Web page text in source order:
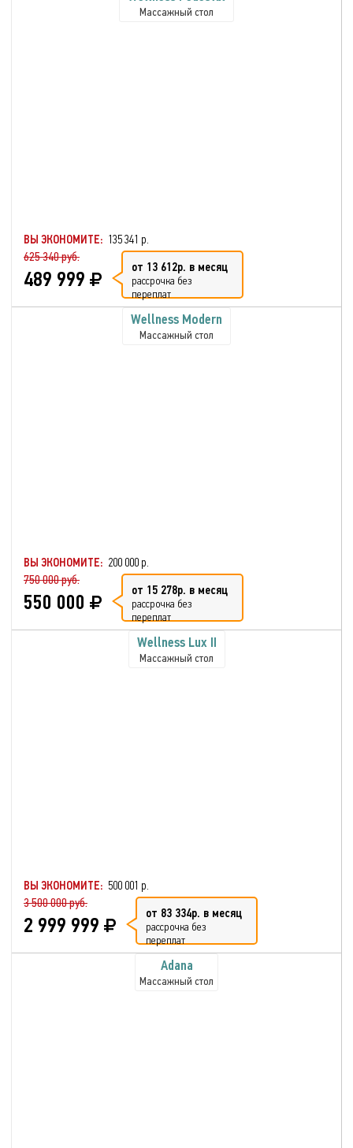
Массажный стол
ВЫ ЭКОНОМИТЕ: 135 341 р.
625 340 руб.
489 999 от 13 612р. в месяц
рассрочка без
переплат
Wellness Modern
Массажный стол
ВЫ ЭКОНОМИТЕ: 200 000 р.
750 000 руб.
550 000 от 15 278р. в месяц
рассрочка без
переплат
Wellness Lux II
Массажный стол
ВЫ ЭКОНОМИТЕ: 500 001 р.
3 500 000 руб.
2 999 999 от 83 334р. в месяц
рассрочка без
переплат
Adana
Массажный стол